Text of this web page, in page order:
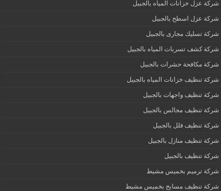
شركة عزل خزانات المياه بالجبيل
شركة عزل اسطح بالجبيل
شركة تسليك مجارى بالجبيل
شركة كشف تسربات المياه بالجبيل
شركة مكافحة حشرات بالجبيل
شركة تنظيف خزانات المياه بالجبيل
شركة تنظيف واجهات بالجبيل
شركة تنظيف مجالس بالجبيل
شركة تنظيف فلل بالجبيل
شركة تنظيف منازل بالجبيل
شركة تنظيف بالجبيل
شركة ترميم بخميس مشيط
شركة تنظيف مسابح بخميس مشيط